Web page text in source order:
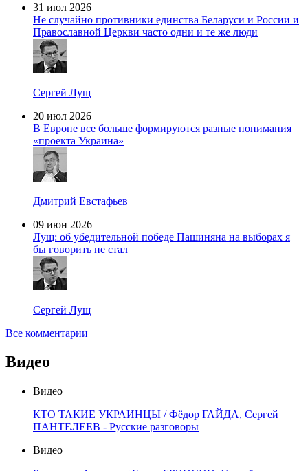
31 июл 2026
Не случайно противники единства Беларуси и России и
Православной Церкви часто одни и те же люди
Сергей Лущ
20 июл 2026
В Европе все больше формируются разные понимания
«проекта Украина»
Дмитрий Евстафьев
09 июн 2026
Лущ: об убедительной победе Пашиняна на выборах я
бы говорить не стал
Сергей Лущ
Все комментарии
Видео
Видео
КТО ТАКИЕ УКРАИНЦЫ / Фёдор ГАЙДА, Сергей
ПАНТЕЛЕЕВ - Русские разговоры
Видео